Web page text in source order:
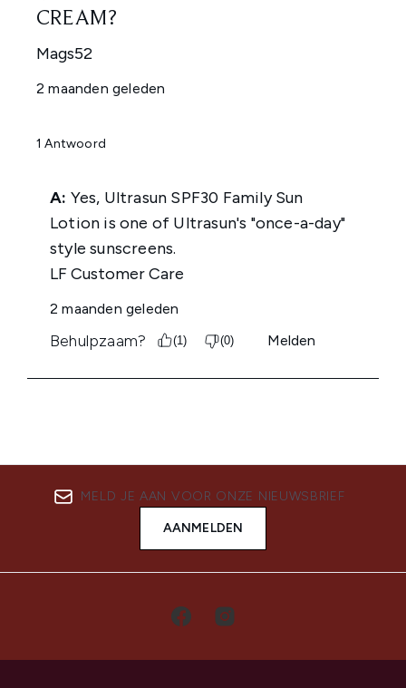
MELD JE AAN VOOR ONZE NIEUWSBRIEF
AANMELDEN